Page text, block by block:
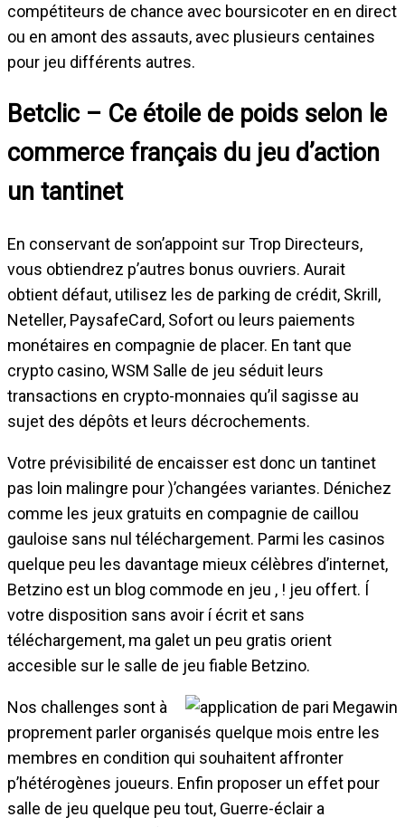
compétiteurs de chance avec boursicoter en en direct
ou en amont des assauts, avec plusieurs centaines
pour jeu différents autres.
Betclic – Ce étoile de poids selon le
commerce français du jeu d’action
un tantinet
En conservant de son’appoint sur Trop Directeurs,
vous obtiendrez p’autres bonus ouvriers. Aurait
obtient défaut, utilisez les de parking de crédit, Skrill,
Neteller, PaysafeCard, Sofort ou leurs paiements
monétaires en compagnie de placer. En tant que
crypto casino, WSM Salle de jeu séduit leurs
transactions en crypto-monnaies qu’il sagisse au
sujet des dépôts et leurs décrochements.
Votre prévisibilité de encaisser est donc un tantinet
pas loin malingre pour )’changées variantes. Dénichez
comme les jeux gratuits en compagnie de caillou
gauloise sans nul téléchargement. Parmi les casinos
quelque peu les davantage mieux célèbres d’internet,
Betzino est un blog commode en jeu , ! jeu offert. Í
votre disposition sans avoir í écrit et sans
téléchargement, ma galet un peu gratis orient
accesible sur le salle de jeu fiable Betzino.
Nos challenges sont à
proprement parler organisés quelque mois entre les
membres en condition qui souhaitent affronter
p’hétérogènes joueurs. Enfin proposer un effet pour
salle de jeu quelque peu tout, Guerre-éclair a